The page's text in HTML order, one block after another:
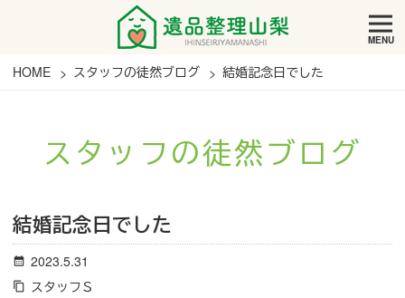
MENU
HOME スタッフの徒然ブログ 結婚記念日でした
スタッフの徒然ブログ
結婚記念日でした
2023.5.31
スタッフＳ